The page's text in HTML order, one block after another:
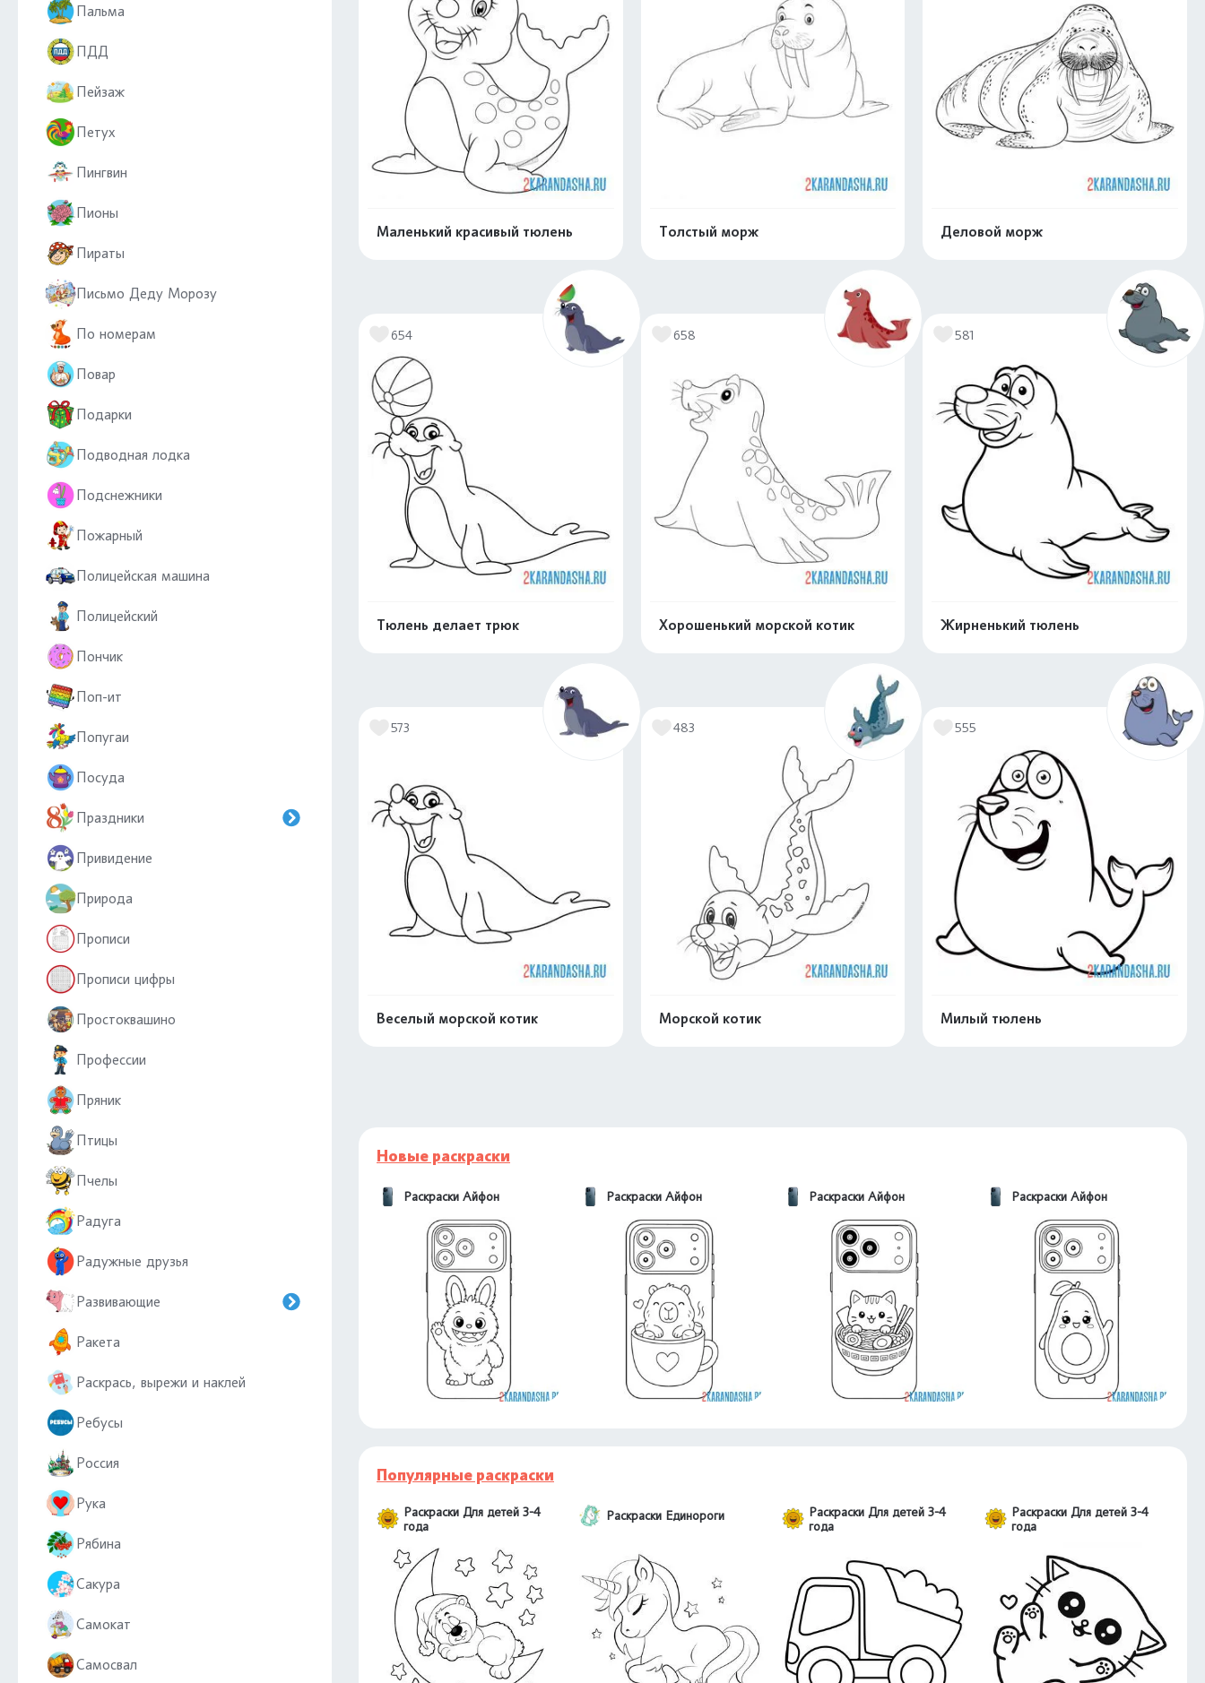
Пальма
ПДД
Пейзаж
Петух
Пингвин
Пионы
Пираты
Письмо Деду Морозу
По номерам
Повар
Подарки
Подводная лодка
Подснежники
Пожарный
Полицейская машина
Полицейский
Пончик
Поп-ит
Попугаи
Посуда
Праздники
Привидение
Природа
Прописи
Прописи цифры
Простоквашино
Профессии
Пряник
Птицы
Пчелы
Радуга
Радужные друзья
Развивающие
Ракета
Раскрась, вырежи и наклей
Ребусы
Россия
Рука
Рябина
Сакура
Самокат
Самосвал
Маленький красивый тюлень
Распечатать и скачать
Толстый морж
Распечатать и скачать
Деловой морж
Распечатать и скачать
654
Тюлень делает трюк
Распечатать и скачать
658
Хорошенький морской котик
581
Жирненький тюлень
573
Веселый морской котик
483
Морской котик
555
Милый тюлень
Новые раскраски
Раскраски Айфон Раскраски Айфон Раскраски Айфон Раскраски Айфон
Популярные раскраски
Раскраски Для детей 3-4
года
Раскраски Единороги
Раскраски Для детей 3-4
года
Раскраски Для детей 3-4
года